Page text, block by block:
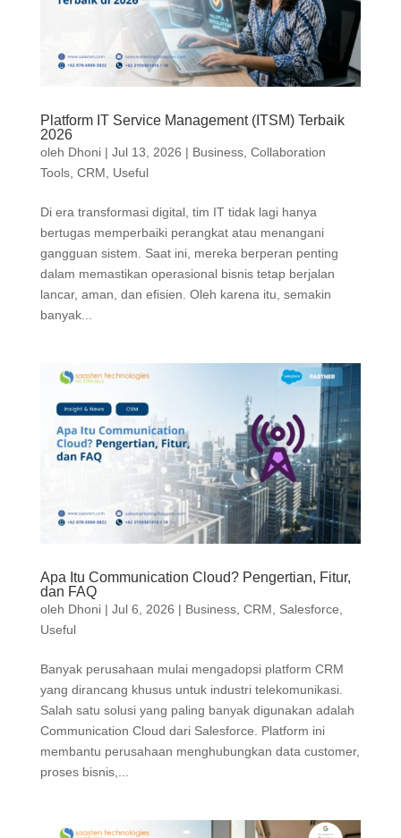
Platform IT Service Management (ITSM) Terbaik
2026
oleh Dhoni| Jul 13, 2026 | Business, Collaboration
Tools, CRM, Useful
Di era transformasi digital, tim IT tidak lagi hanya
bertugas memperbaiki perangkat atau menangani
gangguan sistem. Saat ini, mereka berperan penting
dalam memastikan operasional bisnis tetap berjalan
lancar, aman, dan efisien. Oleh karena itu, semakin
banyak...
Apa Itu Communication Cloud? Pengertian, Fitur,
dan FAQ
oleh Dhoni| Jul 6, 2026 | Business, CRM Salesforce
Useful
Banyak perusahaan mulai mengadopsi platform CRM
yang dirancang khusus untuk industri telekomunikasi.
Salah satu solusi yang paling banyak digunakan adalah
Communication Cloud dari Salesforce. Platform ini
membantu perusahaan menghubungkan data customer,
proses bisnis,...